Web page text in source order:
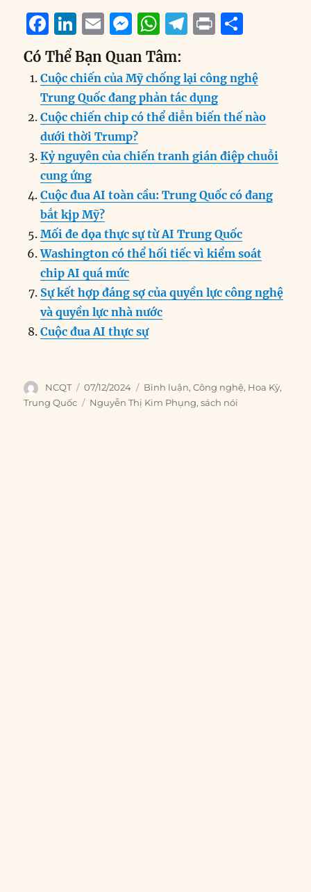
F
a
c
e
b
o
o
k
Li
n
k
e
d
I
n
E
m
ai
l
M
e
ss
e
n
g
er
W
h
at
s
A
p
T
e
g
r
m
P
n
t
a
re
Có Thể Bạn Quan Tâm:
Cuộc chiến của Mỹ chống lại công nghệ
Trung Quốc đang phản tác dụng
Cuộc chiến chip có thể diễn biến thế nào
dưới thời Trump?
Kỷ nguyên của chiến tranh gián điệp chuỗi
cung ứng
Cuộc đua AI toàn cầu: Trung Quốc có đang
bắt kịp Mỹ?
Mối đe dọa thực sự từ AI Trung Quốc
Washington có thể hối tiếc vì kiểm soát
chip AI quá mức
Sự kết hợp đáng sợ của quyền lực công nghệ
và quyền lực nhà nước
Cuộc đua AI thực sự
Author
NCQT
Posted
on
07/12/2024 Categories
Bình luận,Công nghệ, Hoa Kỳ,
Trung Quốc
Tags
Nguyễn Thị Kim Phụng,sách nói